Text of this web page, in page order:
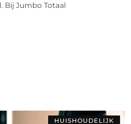
Bij Jumbo Totaal
HUISHOUDELIJK